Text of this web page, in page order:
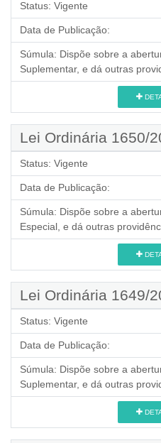
Status: Vigente
Data de Publicação:
Súmula: Dispõe sobre a
Suplementar, e dá outras
Lei Ordinária 1650/
Status: Vigente
Data de Publicação:
Súmula: Dispõe sobre a
Especial, e dá outras
Lei Ordinária 1649/
Status: Vigente
Data de Publicação:
Súmula: Dispõe sobre a
Suplementar, e dá outras